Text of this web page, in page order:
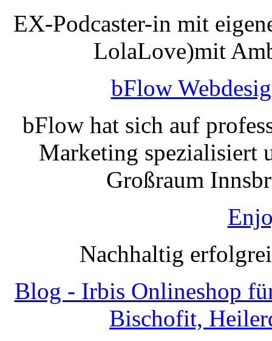
EX-Podcaster-in mit
LolaLove)mit
bFlow
bFlow hat sich auf
Marketing spezialisiert
Großraum
Nachhaltig
Blog - Irbis Onlineshop
Bischofit,